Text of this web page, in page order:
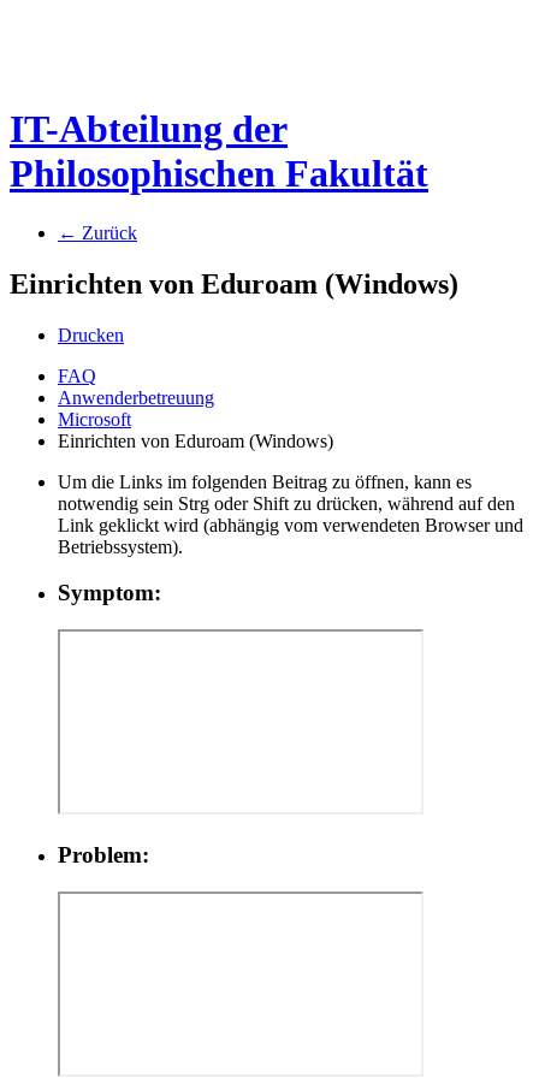
IT-Abteilung der
Philosophischen Fakultät
← Zurück
Einrichten von Eduroam (Windows)
Drucken
FAQ
Anwenderbetreuung
Microsoft
Einrichten von Eduroam (Windows)
Um die Links im folgenden Beitrag zu öffnen, kann es
notwendig sein Strg oder Shift zu drücken, während auf den
Link geklickt wird (abhängig vom verwendeten Browser und
Betriebssystem).
Symptom:
Problem: